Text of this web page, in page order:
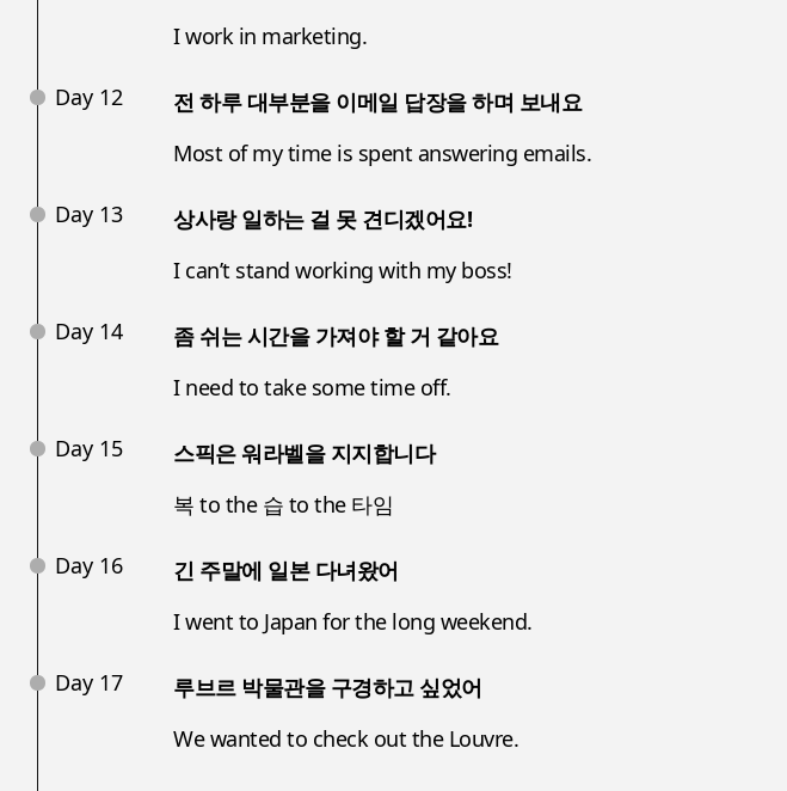
I work in marketing.
Day 12
전 하루 대부분을 이메일 답장을 하며 보내요
Most of my time is spent answering emails.
Day 13
상사랑 일하는 걸 못 견디겠어요!
I can’t stand working with my boss!
Day 14
좀 쉬는 시간을 가져야 할 거 같아요
I need to take some time off.
Day 15
스픽은 워라벨을 지지합니다
복 to the 습 to the 타임
Day 16
긴 주말에 일본 다녀왔어
I went to Japan for the long weekend.
Day 17
루브르 박물관을 구경하고 싶었어
We wanted to check out the Louvre.